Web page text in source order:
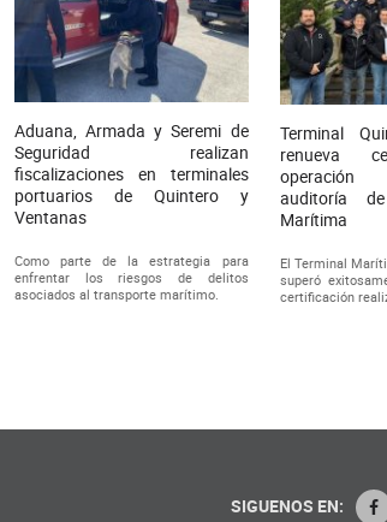
Aduana, Armada y Seremi de
Seguridad realizan
fiscalizaciones en terminales
portuarios de Quintero y
Ventanas
Como parte de la estrategia para
enfrentar los riesgos de delitos
asociados al transporte marítimo.
Terminal
renueva
auditoría
Marítima
El Terminal
superó
certificación
SIGUENOS EN: